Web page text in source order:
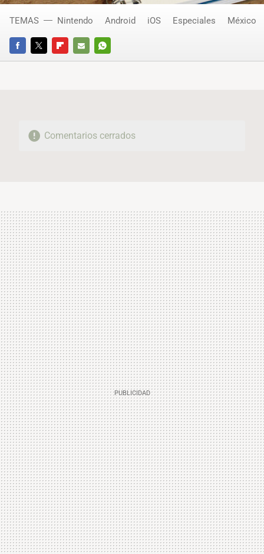
FACEBOOKTWITTERFLIPBOARD
E-
WHATSAPP
TEMAS Nintendo Android iOS Especiales México
Comentarios cerrados